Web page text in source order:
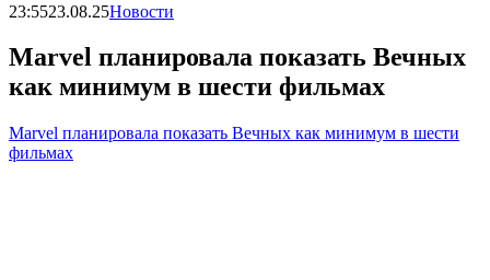
23:5523.08.25Новости
Marvel планировала показать Вечных
как минимум в шести фильмах
Marvel планировала показать Вечных как минимум в шести
фильмах